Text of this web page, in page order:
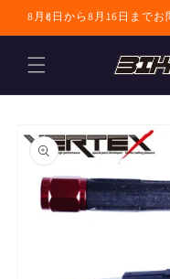
コンテンツに進
8月8日から8月16日まで
商品情報にスキ